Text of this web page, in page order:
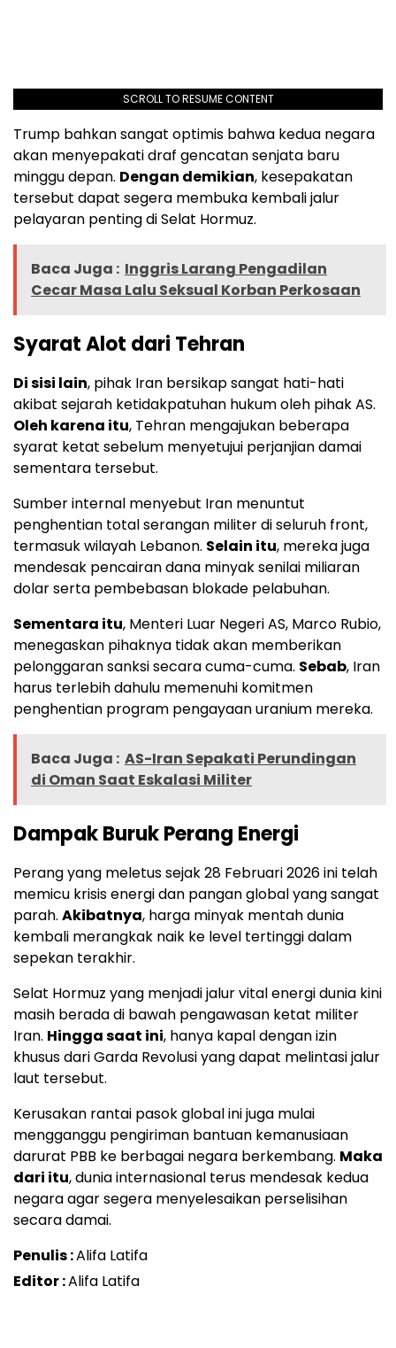
SCROLL TO RESUME CONTENT
Trump bahkan sangat optimis bahwa kedua negara
akan menyepakati draf gencatan senjata baru
minggu depan. Dengan demikian, kesepakatan
tersebut dapat segera membuka kembali jalur
pelayaran penting di Selat Hormuz.
Baca Juga : Inggris Larang Pengadilan
Cecar Masa Lalu Seksual Korban Perkosaan
Syarat Alot dari Tehran
Di sisi lain, pihak Iran bersikap sangat hati-hati
akibat sejarah ketidakpatuhan hukum oleh pihak AS.
Oleh karena itu, Tehran mengajukan beberapa
syarat ketat sebelum menyetujui perjanjian damai
sementara tersebut.
Sumber internal menyebut Iran menuntut
penghentian total serangan militer di seluruh front,
termasuk wilayah Lebanon. Selain itu, mereka juga
mendesak pencairan dana minyak senilai miliaran
dolar serta pembebasan blokade pelabuhan.
Sementara itu, Menteri Luar Negeri AS, Marco Rubio,
menegaskan pihaknya tidak akan memberikan
pelonggaran sanksi secara cuma-cuma. Sebab, Iran
harus terlebih dahulu memenuhi komitmen
penghentian program pengayaan uranium mereka.
Baca Juga : AS-Iran Sepakati Perundingan
di Oman Saat Eskalasi Militer
Dampak Buruk Perang Energi
Perang yang meletus sejak 28 Februari 2026 ini telah
memicu krisis energi dan pangan global yang sangat
parah. Akibatnya, harga minyak mentah dunia
kembali merangkak naik ke level tertinggi dalam
sepekan terakhir.
Selat Hormuz yang menjadi jalur vital energi dunia kini
masih berada di bawah pengawasan ketat militer
Iran. Hingga saat ini, hanya kapal dengan izin
khusus dari Garda Revolusi yang dapat melintasi jalur
laut tersebut.
Kerusakan rantai pasok global ini juga mulai
mengganggu pengiriman bantuan kemanusiaan
darurat PBB ke berbagai negara berkembang. Maka
dari itu, dunia internasional terus mendesak kedua
negara agar segera menyelesaikan perselisihan
secara damai.
Penulis :Alifa Latifa
Editor :Alifa Latifa